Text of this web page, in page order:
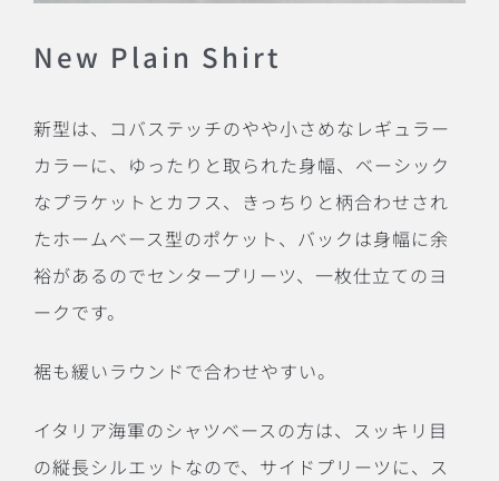
New Plain Shirt
新型は、コバステッチのやや小さめなレギュラー
カラーに、ゆったりと取られた身幅、ベーシック
なプラケットとカフス、きっちりと柄合わせされ
たホームベース型のポケット、バックは身幅に余
裕があるのでセンタープリーツ、一枚仕立てのヨ
ークです。
裾も緩いラウンドで合わせやすい。
イタリア海軍のシャツベースの方は、スッキリ目
の縦長シルエットなので、サイドプリーツに、ス